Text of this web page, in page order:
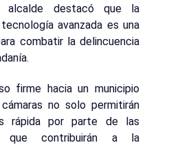
alcalde destacó que la
avanzada es una
combatir la delincuencia
firme hacia un municipio
no solo permitirán
rápida por parte de las
que contribuirán a la